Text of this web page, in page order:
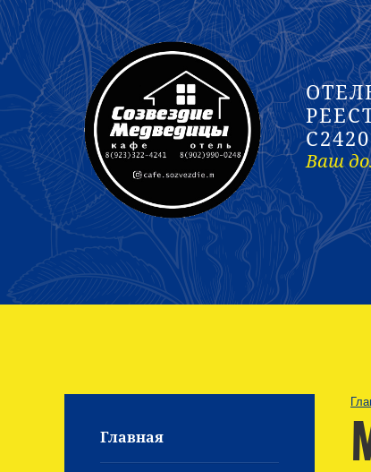
Ваш
Главная